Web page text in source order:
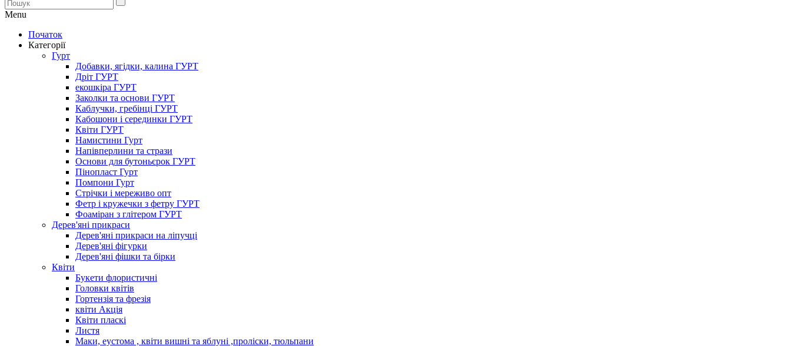
Menu
Початок
Категорії
Гурт
Добавки, ягідки, калина ГУРТ
Дріт ГУРТ
екошкіра ГУРТ
Заколки та основи ГУРТ
Каблучки, гребінці ГУРТ
Кабошони і серединки ГУРТ
Квіти ГУРТ
Намистини Гурт
Напівперлини та стрази
Основи для бутоньєрок ГУРТ
Пінопласт Гурт
Помпони Гурт
Стрічки і мереживо опт
Фетр і кружечки з фетру ГУРТ
Фоаміран з глітером ГУРТ
Дерев'яні прикраси
Дерев'яні прикраси на ліпучці
Дерев'яні фігурки
Дерев'яні фішки та бірки
Квіти
Букети флористичні
Головки квітів
Гортензія та фрезія
квіти Акція
Квіти пласкі
Листя
Маки, еустома , квіти вишні та яблуні ,проліски, тюльпани